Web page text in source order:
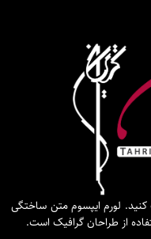
کنید. لورم ایپسوم متن ساختگی
از طراحان گرافیک است.